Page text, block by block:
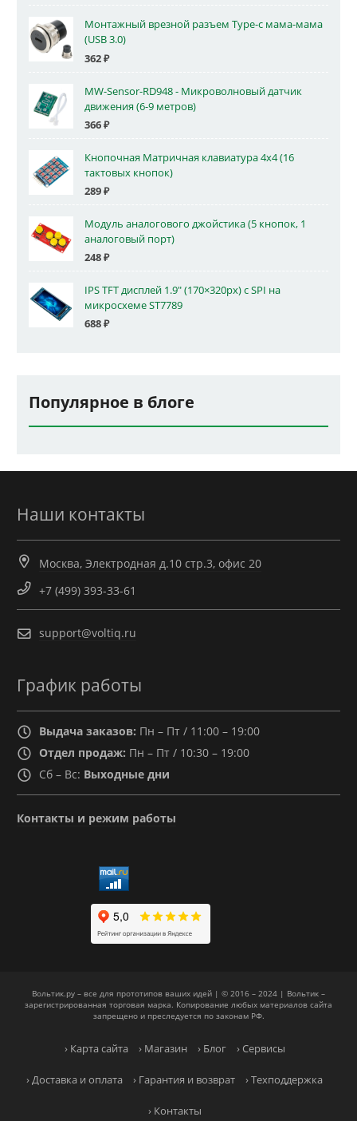
Монтажный врезной разъем Type-c мама-мама
(USB 3.0)
362₽
MW-Sensor-RD948 - Микроволновый датчик
движения (6-9 метров)
366₽
Кнопочная Матричная клавиатура 4x4 (16
тактовых кнопок)
289₽
Модуль аналогового джойстика (5 кнопок, 1
аналоговый порт)
248₽
IPS TFT дисплей 1.9" (170×320px) с SPI на
микросхеме ST7789
688₽
Популярное в блоге
Наши контакты
Москва, Электродная д.10 стр.3, офис 20
+7 (499) 393-33-61
support@voltiq.ru
График работы
Выдача заказов: Пн – Пт / 11:00 – 19:00
Отдел продаж: Пн – Пт / 10:30 – 19:00
Сб – Вс: Выходные дни
Контакты и режим работы
Вольтик.ру – все для прототипов ваших идей | © 2016 – 2024 | Вольтик –
зарегистрированная торговая марка. Копирование любых материалов сайта
запрещено и преследуется по законам РФ.
› Карта сайта › Магазин › Блог › Сервисы
› Доставка и оплата › Гарантия и возврат › Техподдержка
› Контакты